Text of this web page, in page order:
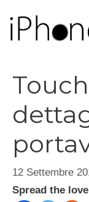
contenuto
12 Settembre
Spread the love